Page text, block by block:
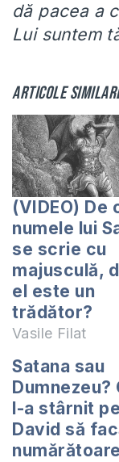
dă pacea a
Lui suntem
Articole
(VIDEO) De
numele lui
se scrie cu
majusculă,
el este un
trădător?
Vasile Filat
Satana sau
Dumnezeu?
l-a stârnit pe
David să